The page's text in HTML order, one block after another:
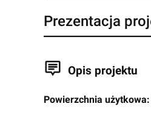
Prezentacja
Opis projektu
Powierzchnia